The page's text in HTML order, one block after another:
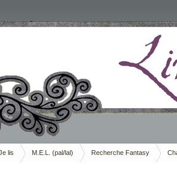
lis M.E.L. (pal/lal) Recherche Fantasy